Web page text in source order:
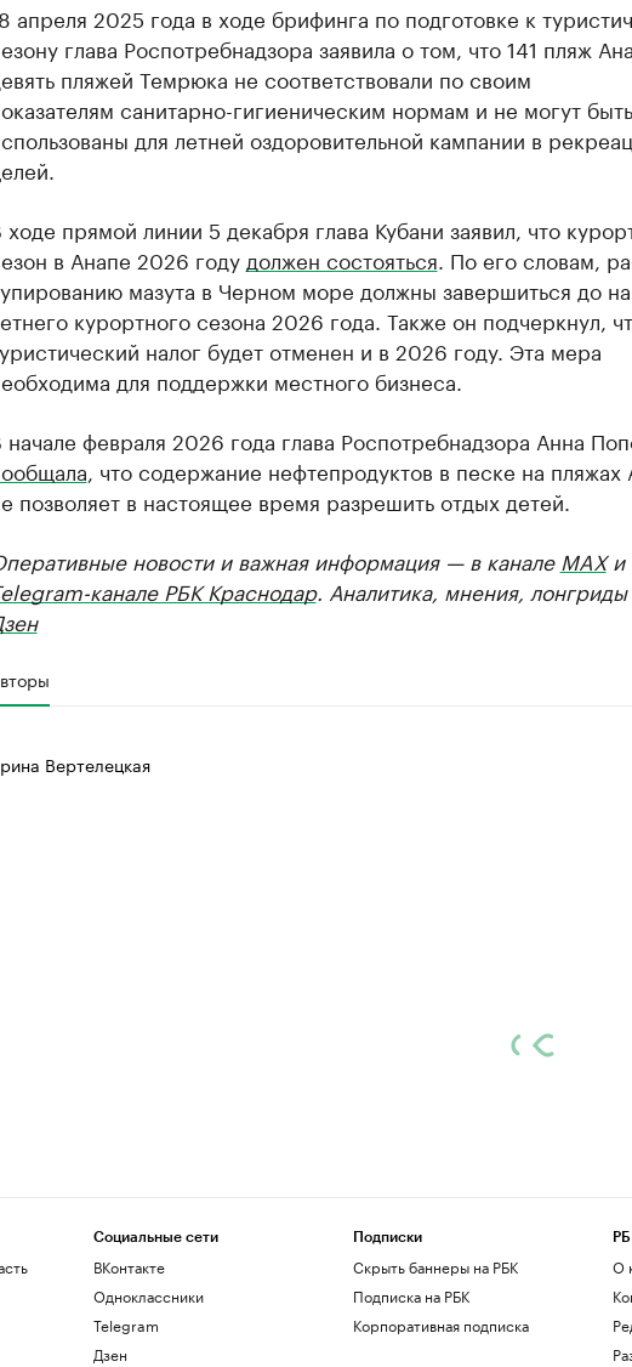
апреля 2025 года в ходе брифинга по подготовке к
глава Роспотребнадзора заявила о том, что 141 пляж
пляжей Темрюка не соответствовали по своим
санитарно-гигиеническим нормам и не могут быть
для летней оздоровительной кампании в
ходе прямой линии 5 декабря глава Кубани заявил, что
в Анапе 2026 году должен состояться . По его словам,
мазута в Черном море должны завершиться до
курортного сезона 2026 года. Также он подчеркнул,
налог будет отменен и в 2026 году. Эта мера
для поддержки местного бизнеса.
начале февраля 2026 года глава Роспотребнадзора Анна
, что содержание нефтепродуктов в песке на
позволяет в настоящее время разрешить отдых детей.
новости и важная информация — в канале MAXи
канале РБК Краснодар. Аналитика, мнения,
Вертелецкая
Социальные сети
ВКонтакте
Одноклассники
Telegram
Дзен
Подписки
Скрыть баннеры на РБК
Подписка на РБК
Корпоративная подписка
О